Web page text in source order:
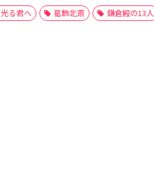
光る君へ
葛飾北斎 鎌倉殿の13人